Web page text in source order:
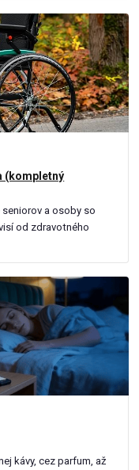
(kompletný
a osoby so
od zdravotného
kávy, cez parfum, až